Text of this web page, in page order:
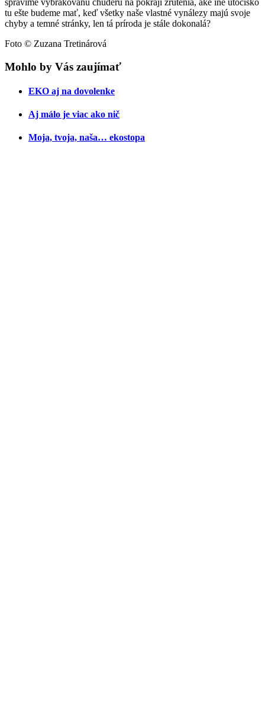
tu ešte budeme mať, keď všetky naše vlastné vynálezy majú svoje
chyby a temné stránky, len tá príroda je stále dokonalá?
Foto © Zuzana Tretinárová
Mohlo by Vás zaujímať
EKO aj na dovolenke
Aj málo je viac ako nič
Moja, tvoja, naša… ekostopa